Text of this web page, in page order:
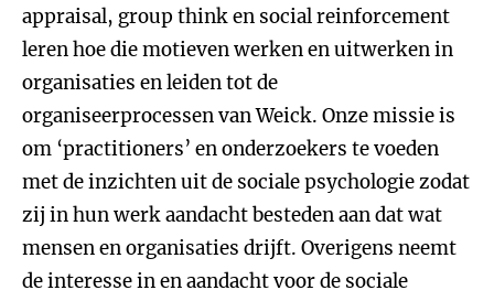
appraisal, group think en social reinforcement
leren hoe die motieven werken en uitwerken in
organisaties en leiden tot de
organiseerprocessen van Weick. Onze missie is
om ‘practitioners’ en onderzoekers te voeden
met de inzichten uit de sociale psychologie zodat
zij in hun werk aandacht besteden aan dat wat
mensen en organisaties drijft. Overigens neemt
de interesse in en aandacht voor de sociale